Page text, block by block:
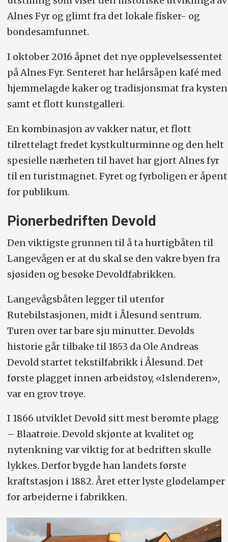
Alnes Fyr og glimt fra det lokale fisker- og
bondesamfunnet.
I oktober 2016 åpnet det nye opplevelsessentet
på Alnes Fyr. Senteret har helårsåpen kafé med
hjemmelagde kaker og tradisjonsmat fra kysten
samt et flott kunstgalleri.
En kombinasjon av vakker natur, et flott
tilrettelagt fredet kystkulturminne og den helt
spesielle nærheten til havet har gjort Alnes fyr
til en turistmagnet. Fyret og fyrboligen er åpent
for publikum.
Pionerbedriften Devold
Den viktigste grunnen til å ta hurtigbåten til
Langevågen er at du skal se den vakre byen fra
sjøsiden og besøke Devoldfabrikken.
Langevågsbåten legger til utenfor
Rutebilstasjonen, midt i Ålesund sentrum.
Turen over tar bare sju minutter. Devolds
historie går tilbake til 1853 da Ole Andreas
Devold startet tekstilfabrikk i Ålesund. Det
første plagget innen arbeidstøy, «Islenderen»,
var en grov trøye.
I 1866 utviklet Devold sitt mest berømte plagg
– Blaatrøie. Devold skjønte at kvalitet og
nytenkning var viktig for at bedriften skulle
lykkes. Derfor bygde han landets første
kraftstasjon i 1882. Året etter lyste glødelamper
for arbeiderne i fabrikken.